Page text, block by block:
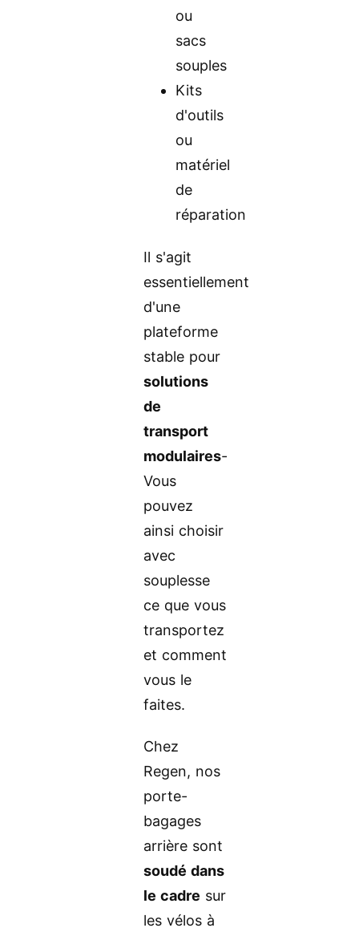
ou
sacs
souples
Kits
d'outils
ou
matériel
de
réparation
Il s'agit
essentiellement
d'une
plateforme
stable pour
solutions
de
transport
modulaires-
Vous
pouvez
ainsi choisir
avec
souplesse
ce que vous
transportez
et comment
vous le
faites.
Chez
Regen, nos
porte-
bagages
arrière sont
soudé dans
le cadre sur
les vélos à